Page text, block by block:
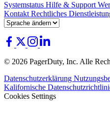
Systemstatus Hilfe & Support
KontaktRechtliches
© 2026 PagerDuty, Inc. Alle
Datenschutzerklärung
Kalifornische
Cookies Settings